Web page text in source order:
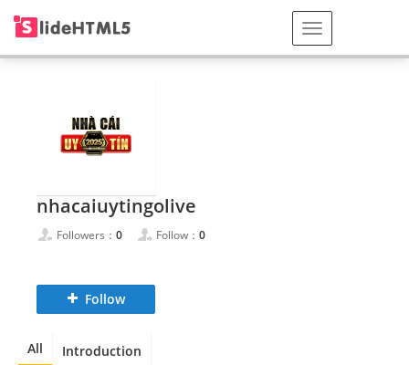
nhacaiuytingolive
Followers： 0 Follow： 0
Follow
All Introduction